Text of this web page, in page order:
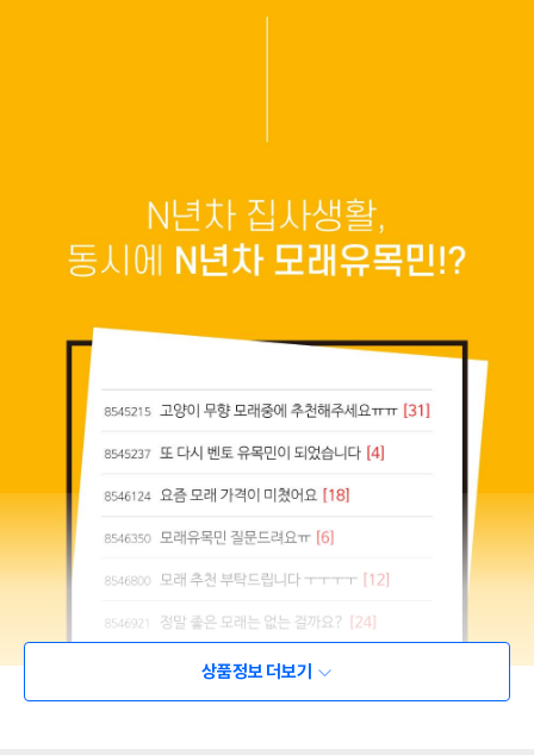
상품정보 더보기